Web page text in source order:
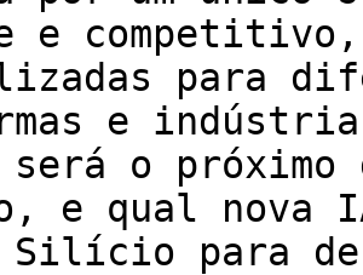
e competitivo,
para
e
o
e qual nova
Silício para